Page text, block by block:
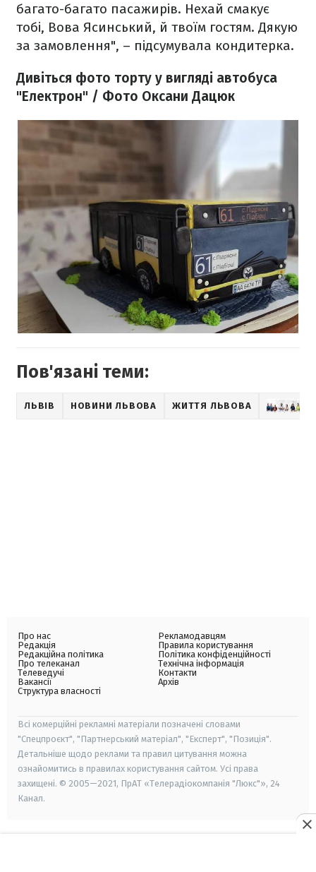
багато-багато пасажирів. Нехай смакує
тобі, Вова Ясинський, й твоїм гостям. Дякую
за замовлення", – підсумувала кондитерка.
Дивіться фото торту у вигляді автобуса
"Електрон" / Фото Оксани Дацюк
Пов'язані теми:
ЛЬВІВ НОВИНИ ЛЬВОВА ЖИТТЯ ЛЬВОВА
Про нас
Редакція
Редакційна політика
Про телеканал
Телеведучі
Вакансії
Структура власності
Рекламодавцям
Правила користування
Політика конфіденційності
Технічна інформація
Контакти
Архів
Всі комерційні рекламні матеріали позначені словами
"Спецпроєкт", "Партнерський матеріал", "Експерт", "Позиція".
Детальніше щодо реклами та правил цитування можна
ознайомитись в правилах користування сайтом. Усі права
захищені. © 2005—2021, ПрАТ «Телерадіокомпанія "Люкс"», 24
Канал.